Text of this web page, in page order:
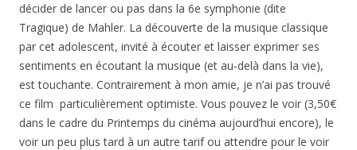
décider de lancer ou pas dans la 6e symphonie (dite
Tragique) de Mahler. La découverte de la musique classique
par cet adolescent, invité à écouter et laisser exprimer ses
sentiments en écoutant la musique (et au-delà dans la vie),
est touchante. Contrairement à mon amie, je n’ai pas trouvé
ce film particulièrement optimiste. Vous pouvez le voir (3,50€
dans le cadre du Printemps du cinéma aujourd’hui encore), le
voir un peu plus tard à un autre tarif ou attendre pour le voir